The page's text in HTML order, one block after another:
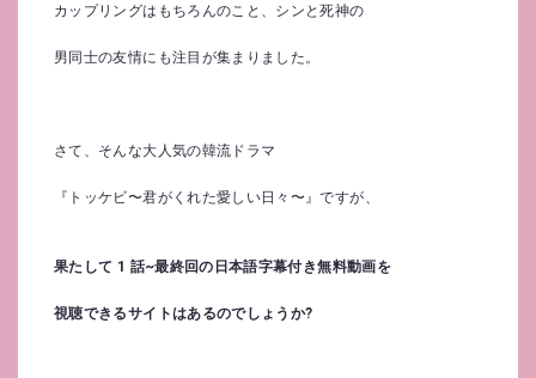
カップリングはもちろんのこと、シンと死神の
男同士の友情にも注目が集まりました。
さて、そんな大人気の韓流ドラマ
『トッケビ〜君がくれた愛しい日々〜』ですが、
果たして 1 話~最終回の日本語字幕付き無料動画を
視聴できるサイトはあるのでしょうか?